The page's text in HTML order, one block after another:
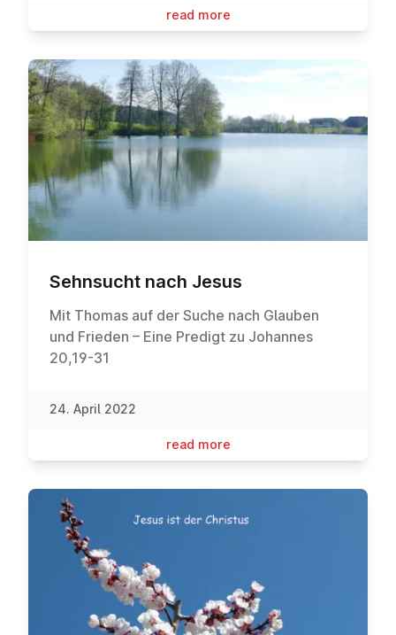
read more
Sehnsucht nach Jesus
Mit Thomas auf der Suche nach Glauben
und Frieden – Eine Predigt zu Johannes
20,19-31
24. April 2022
read more